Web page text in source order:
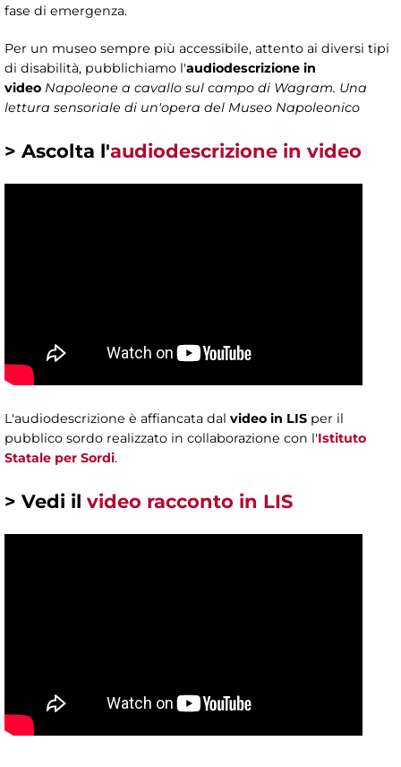
fase di emergenza.
Per un museo sempre più accessibile, attento ai diversi tipi
di disabilità, pubblichiamo l'audiodescrizione in
video Napoleone a cavallo sul campo di Wagram. Una
lettura sensoriale di un'opera del Museo Napoleonico
> Ascolta l'audiodescrizione in video
L'audiodescrizione è affiancata dal video in LIS per il
pubblico sordo realizzato in collaborazione con l'Istituto
Statale per Sordi.
> Vedi il video racconto in LIS